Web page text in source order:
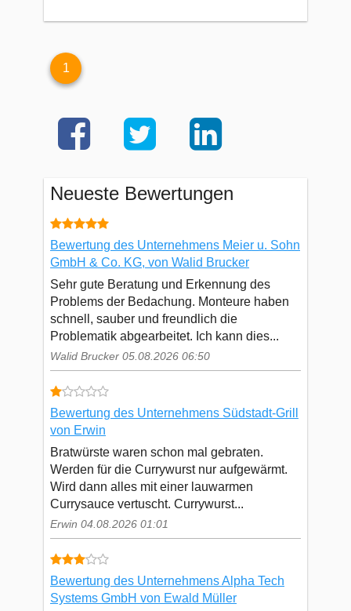
1
Neueste Bewertungen
Bewertung des Unternehmens Meier u. Sohn
GmbH & Co. KG, von Walid Brucker
Sehr gute Beratung und Erkennung des
Problems der Bedachung. Monteure haben
schnell, sauber und freundlich die
Problematik abgearbeitet. Ich kann dies...
Walid Brucker 05.08.2026 06:50
Bewertung des Unternehmens Südstadt-Grill
von Erwin
Bratwürste waren schon mal gebraten.
Werden für die Currywurst nur aufgewärmt.
Wird dann alles mit einer lauwarmen
Currysauce vertuscht. Currywurst...
Erwin 04.08.2026 01:01
Bewertung des Unternehmens Alpha Tech
Systems GmbH von Ewald Müller